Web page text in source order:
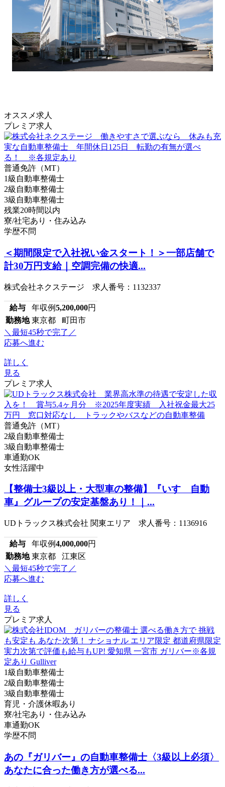
オススメ求人
プレミア求人
普通免許（MT）
1級自動車整備士
2級自動車整備士
3級自動車整備士
残業20時間以内
寮/社宅あり・住み込み
学歴不問
＜期間限定で入社祝い金スタート！＞一部店舗で
計30万円支給｜空調完備の快適...
株式会社ネクステージ 求人番号：1132337
給与 年収例5,200,000円
勤務地 東京都 町田市
＼最短45秒で完了／
応募へ進む
詳しく
見る
プレミア求人
普通免許（MT）
2級自動車整備士
3級自動車整備士
車通勤OK
女性活躍中
【整備士3級以上・大型車の整備】『いすゞ自動
車』グループの安定基盤あり！｜...
UDトラックス株式会社 関東エリア 求人番号：1136916
給与 年収例4,000,000円
勤務地 東京都 江東区
＼最短45秒で完了／
応募へ進む
詳しく
見る
プレミア求人
1級自動車整備士
2級自動車整備士
3級自動車整備士
育児・介護休暇あり
寮/社宅あり・住み込み
車通勤OK
学歴不問
あの『ガリバー』の自動車整備士〈3級以上必須〉
あなたに合った働き方が選べる...